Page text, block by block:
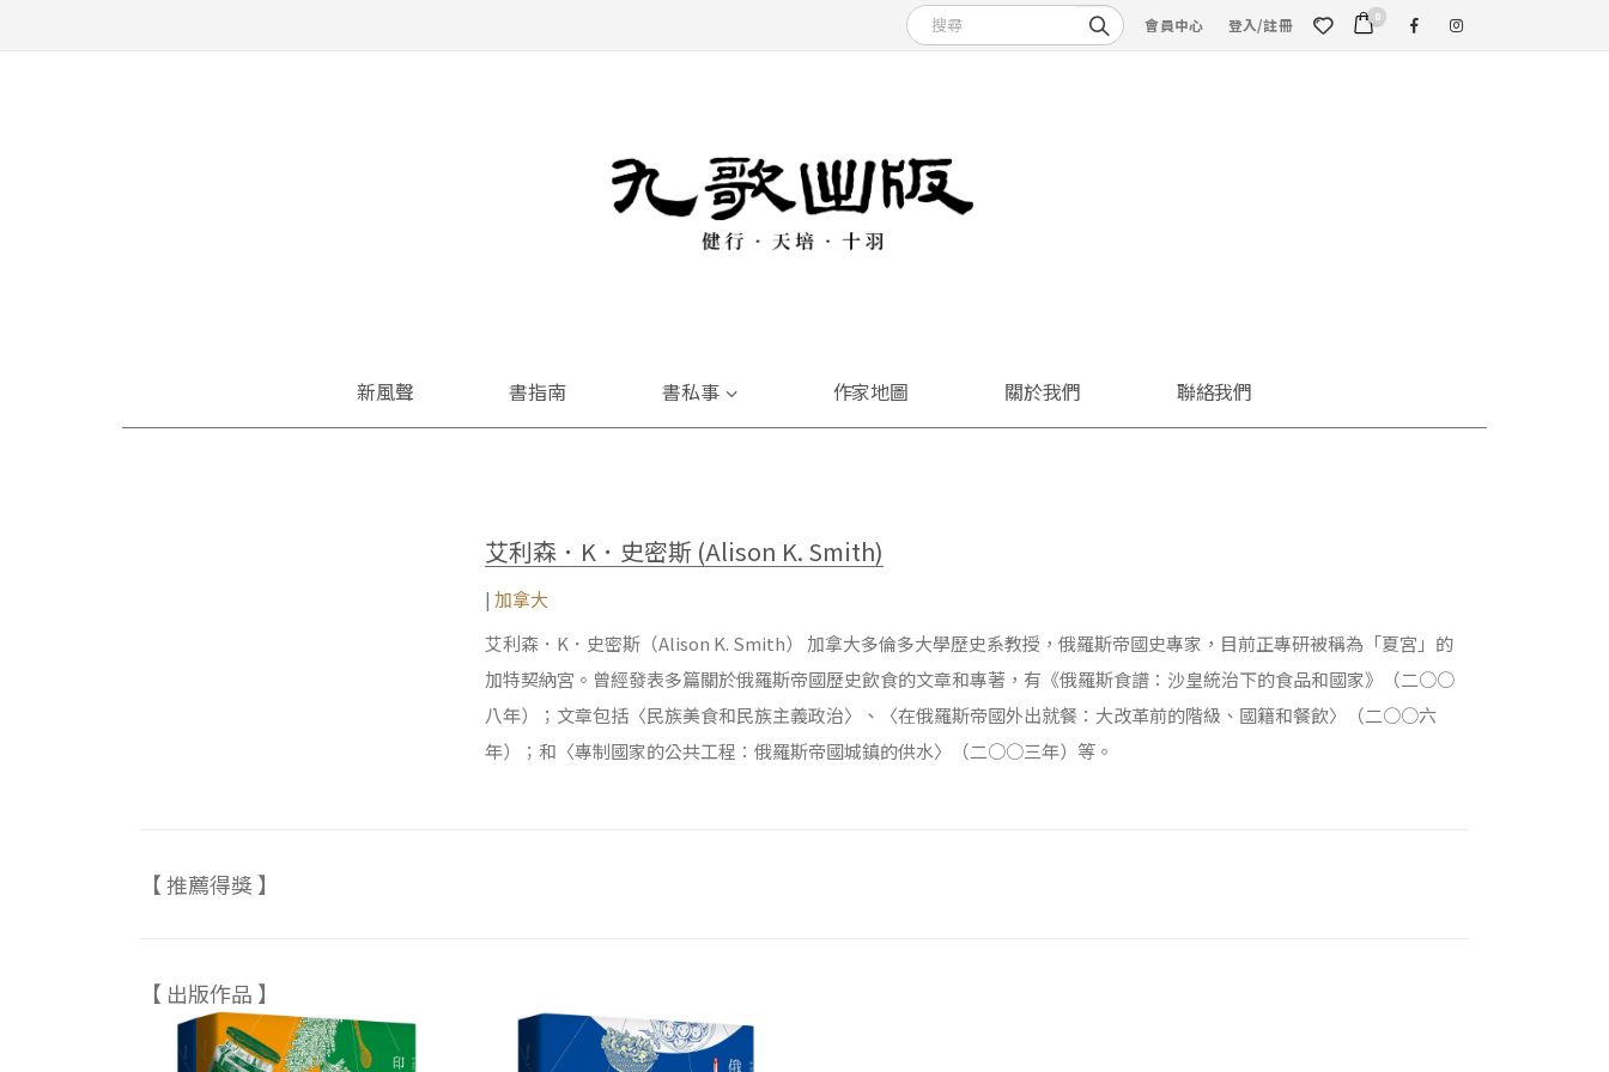
會員中心 登入/註冊 0
新風聲 書指南 書私事 作家地圖 關於我們 聯絡我們
艾利森．K．史密斯 (Alison K. Smith)
| 加拿大
艾利森．K．史密斯（Alison K. Smith） 加拿大多倫多大學歷史系教授，俄羅斯帝國史專家，目前正專研被稱為「夏宮」的
加特契納宮。曾經發表多篇關於俄羅斯帝國歷史飲食的文章和專著，有《俄羅斯食譜：沙皇統治下的食品和國家》（二○○
八年）；文章包括〈民族美食和民族主義政治〉、〈在俄羅斯帝國外出就餐：大改革前的階級、國籍和餐飲〉（二○○六
年）；和〈專制國家的公共工程：俄羅斯帝國城鎮的供水〉（二○○三年）等。
【 推薦得獎 】
【 出版作品 】